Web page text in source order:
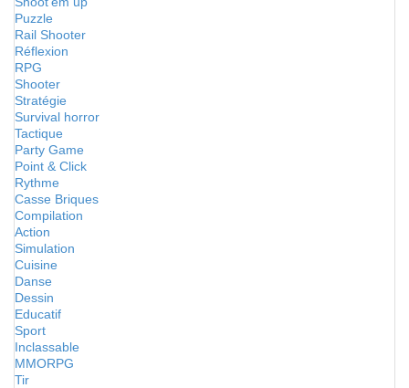
Puzzle
Rail Shooter
Réflexion
RPG
Shooter
Stratégie
Survival horror
Tactique
Party Game
Point & Click
Rythme
Casse Briques
Compilation
Action
Simulation
Cuisine
Danse
Dessin
Educatif
Sport
Inclassable
MMORPG
Tir